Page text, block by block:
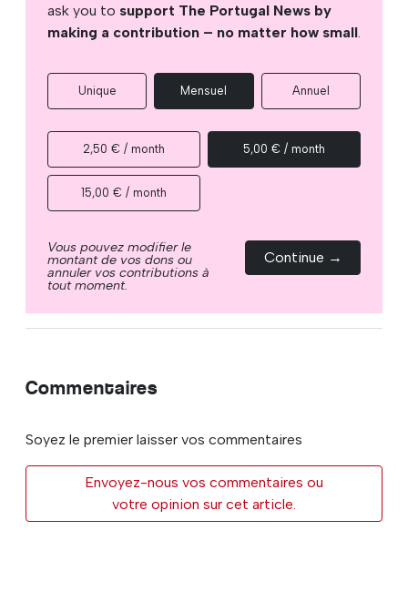
ask you to support The Portugal News by
making a contribution – no matter how small
Unique Mensuel Annuel
2,50 € / month 5,00 € / month
15,00 € / month
Vous pouvez modifier le
montant de vos dons ou
annuler vos contributions à
tout moment.
Continue →
Commentaires
Soyez le premier laisser vos commentaires
Envoyez-nous vos commentaires ou
votre opinion sur cet article.